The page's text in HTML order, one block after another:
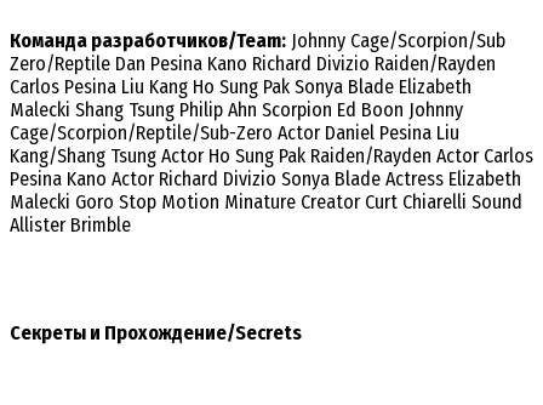
Команда разработчиков/Team: Johnny Cage/Scorpion/Sub
Zero/Reptile Dan Pesina Kano Richard Divizio Raiden/Rayden
Carlos Pesina Liu Kang Ho Sung Pak Sonya Blade Elizabeth
Malecki Shang Tsung Philip Ahn Scorpion Ed Boon Johnny
Cage/Scorpion/Reptile/Sub-Zero Actor Daniel Pesina Liu
Kang/Shang Tsung Actor Ho Sung Pak Raiden/Rayden Actor Carlos
Pesina Kano Actor Richard Divizio Sonya Blade Actress Elizabeth
Malecki Goro Stop Motion Minature Creator Curt Chiarelli Sound
Allister Brimble
Секреты и Прохождение/Secrets